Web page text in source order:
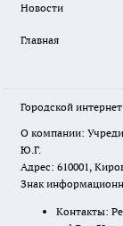
Новости
Главная
Городской
О компании:
Ю.Г.
Адрес: 610001,
Знак
Контакты: